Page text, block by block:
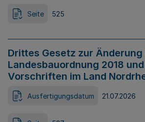
Seite 525
Drittes Gesetz zur Änderung
Landesbauordnung 2018
Vorschriften im Land
Ausfertigungsdatum 21.07.2026